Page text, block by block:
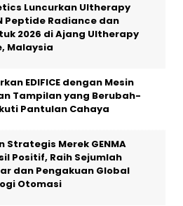
Luncurkan Ultherapy
Peptide Radiance dan
2026 di Ajang Ultherapy
Malaysia
EDIFICE dengan Mesin
Tampilan yang Berubah-
Pantulan Cahaya
Strategis Merek GENMA
Positif, Raih Sejumlah
dan Pengakuan Global
Otomasi